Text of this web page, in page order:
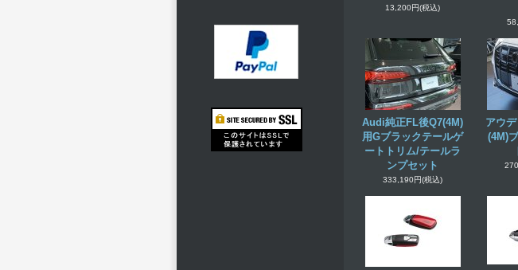
13,200円(税込)
Audi純正FL後Q7(4M)
用Gブラックテールゲ
ートトリム/テールラ
ンプセット
333,190円(税込)
アウ
(4M)